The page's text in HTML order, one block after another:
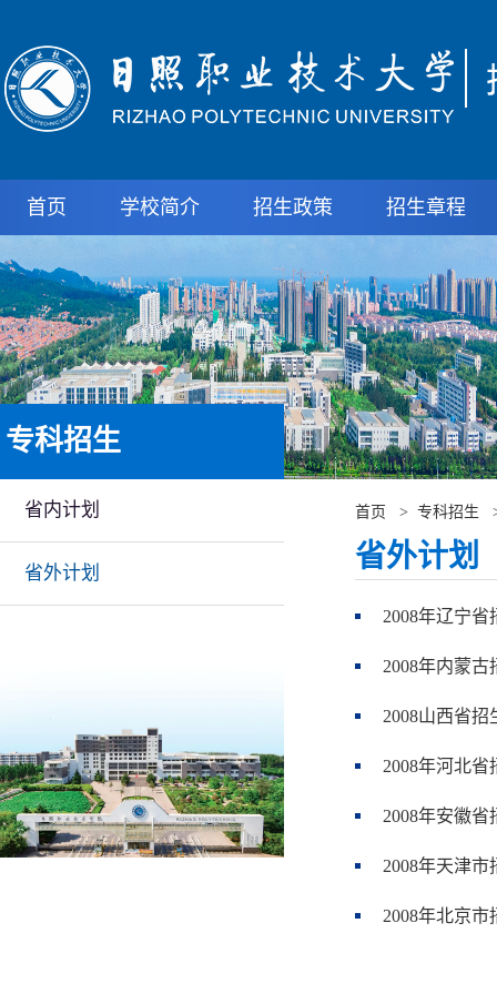
首页 学校简介 招生政策 招生章程
专科招生
省内计划
省外计划
首页 > 专科招生
省外计划
2008年辽宁省
2008年内蒙古
2008山西省招
2008年河北省
2008年安徽省
2008年天津市
2008年北京市